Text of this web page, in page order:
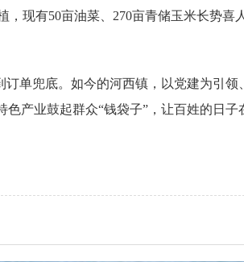
现有50亩油菜、270亩青储玉米长势喜
单兜底。如今的河西镇，以党建为引
产业鼓起群众“钱袋子”，让百姓的日子